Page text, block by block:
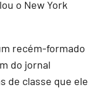
o New York
recém-formado
do jornal
de classe que ele